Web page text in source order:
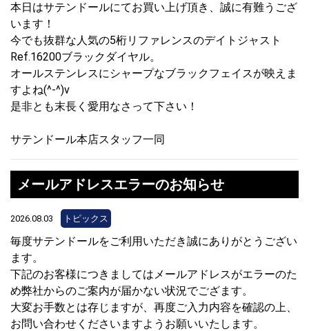
本日はサテンドールにてお買い上げ頂き、誠に有難うござ
います！
今でも抜群な人気の5桁リファレンスのデイトジャスト
Ref.16200ブラックダイヤル。
オールステンレスにシャープなブラックフェイスが映えま
すよね(^-^)v
是非とも末長く愛用なさって下さい！
サテンドール本店スタッフ一同
メールアドレスエラーのお知らせ
2026.08.03 トピックス
毎度サテンドールをご利用いただき誠にありがとうござい
ます。
下記のお客様につきましてはメールアドレスがエラーのた
め弊社からのご案内が届かない状況でござます。
大変お手数とは存じますが、再度ご入力内容を確認の上、
お問い合わせくださいますようお願いいたします。